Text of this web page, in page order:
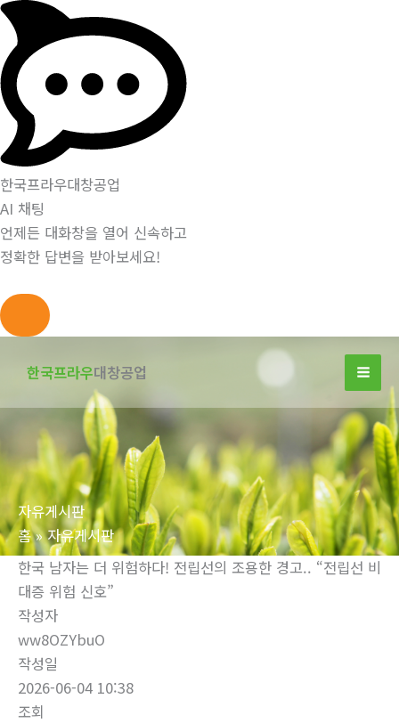
한국프라우대창공업
AI 채팅
언제든 대화창을 열어 신속하고
정확한 답변을 받아보세요!
너
뛰
기
한국프라우대창공업
자유게시판
홈
자유게시판
한국 남자는 더 위험하다! 전립선의 조용한 경고.. “전립선 비
대증 위험 신호”
작성자
ww8OZYbuO
작성일
2026-06-04 10:38
조회